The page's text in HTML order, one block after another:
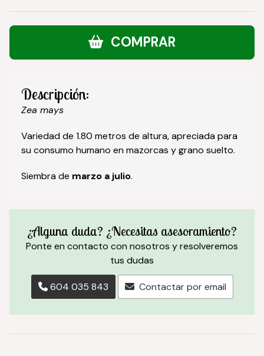
COMPRAR
Descripción:
Zea mays
Variedad de 1.80 metros de altura, apreciada para
su consumo humano en mazorcas y grano suelto.
Siembra de marzo a julio.
¿Alguna duda? ¿Necesitas asesoramiento?
Ponte en contacto con nosotros y resolveremos
tus dudas
604 035 843 Contactar por email